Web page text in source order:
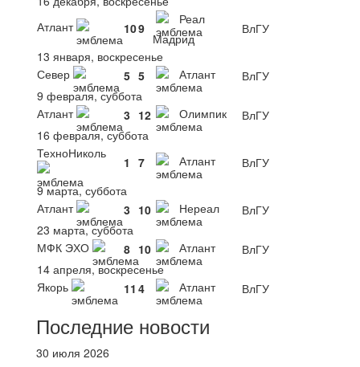
Атлант
109
Реал
Мадрид
ВлГУ
13 января, воскресенье
Север
5 5 Атлант
ВлГУ
9 февраля, суббота
Атлант
3 12 Олимпик
ВлГУ
16 февраля, суббота
ТехноНиколь
1 7 Атлант
ВлГУ
9 марта, суббота
Атлант
3 10 Нереал
ВлГУ
23 марта, суббота
МФК ЭХО
8 10 Атлант
ВлГУ
14 апреля, воскресенье
Якорь
11 4 Атлант ВлГУ
Последние новости
30 июля 2026